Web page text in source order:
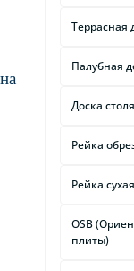
Террасная
Палубная
Доска
Рейка
Рейка
OSB
плиты)